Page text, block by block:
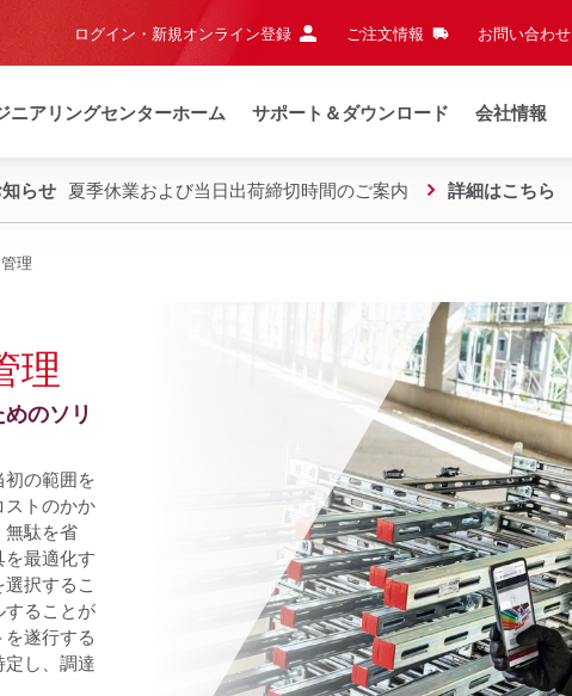
ログイン・新規オンライン登録 ご注文情報 お問い合わせ‎
ニアリングセンターホーム サポート＆ダウンロード 会社情報
らせ 夏季休業および当日出荷締切時間のご案内 詳細はこちら
理
理
のソリ
の範囲を
ストのかか
無駄を省
を最適化す
択するこ
することが
遂行する
し、調達